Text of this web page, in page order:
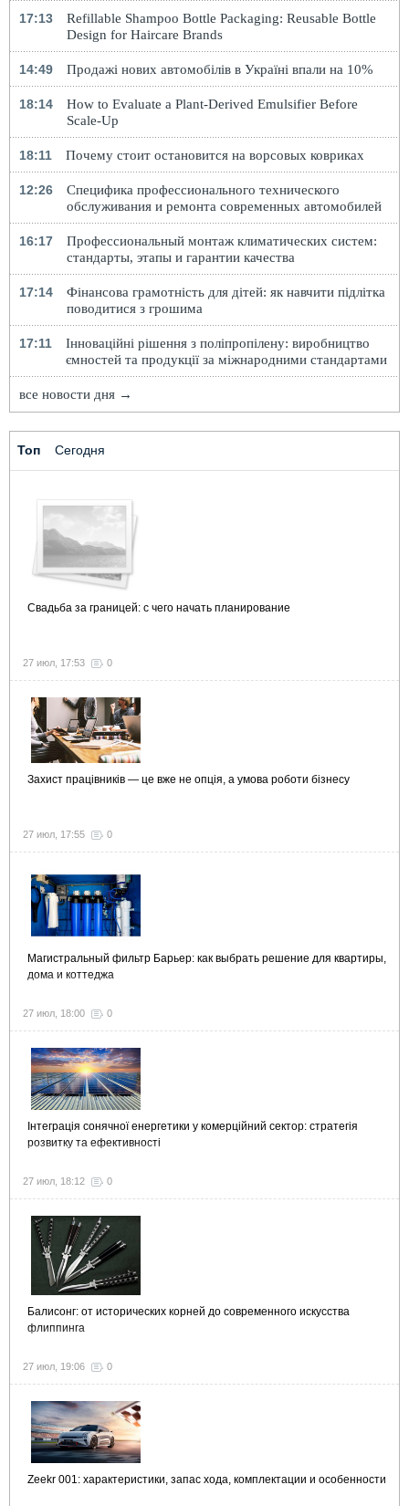
17:13
Refillable Shampoo Bottle Packaging: Reusable Bottle
Design for Haircare Brands
14:49 Продажі нових автомобілів в Україні впали на 10%
18:14
How to Evaluate a Plant-Derived Emulsifier Before
Scale-Up
18:11 Почему стоит остановится на ворсовых ковриках
12:26
Специфика профессионального технического
обслуживания и ремонта современных автомобилей
16:17
Профессиональный монтаж климатических систем:
стандарты, этапы и гарантии качества
17:14
Фінансова грамотність для дітей: як навчити підлітка
поводитися з грошима
17:11
Інноваційні рішення з поліпропілену: виробництво
ємностей та продукції за міжнародними стандартами
все новости дня →
Топ Сегодня
Свадьба за границей: с чего начать планирование
27 июл, 17:53 0
Захист працівників — це вже не опція, а умова роботи бізнесу
27 июл, 17:55 0
Магистральный фильтр Барьер: как выбрать решение для квартиры,
дома и коттеджа
27 июл, 18:00 0
Інтеграція сонячної енергетики у комерційний сектор: стратегія
розвитку та ефективності
27 июл, 18:12 0
Балисонг: от исторических корней до современного искусства
флиппинга
27 июл, 19:06 0
Zeekr 001: характеристики, запас хода, комплектации и особенности